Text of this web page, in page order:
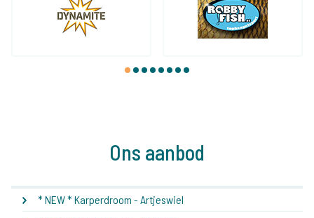
1 2 3 4 5 6 7 8
Ons aanbod
* NEW * Karperdroom - Artjeswiel